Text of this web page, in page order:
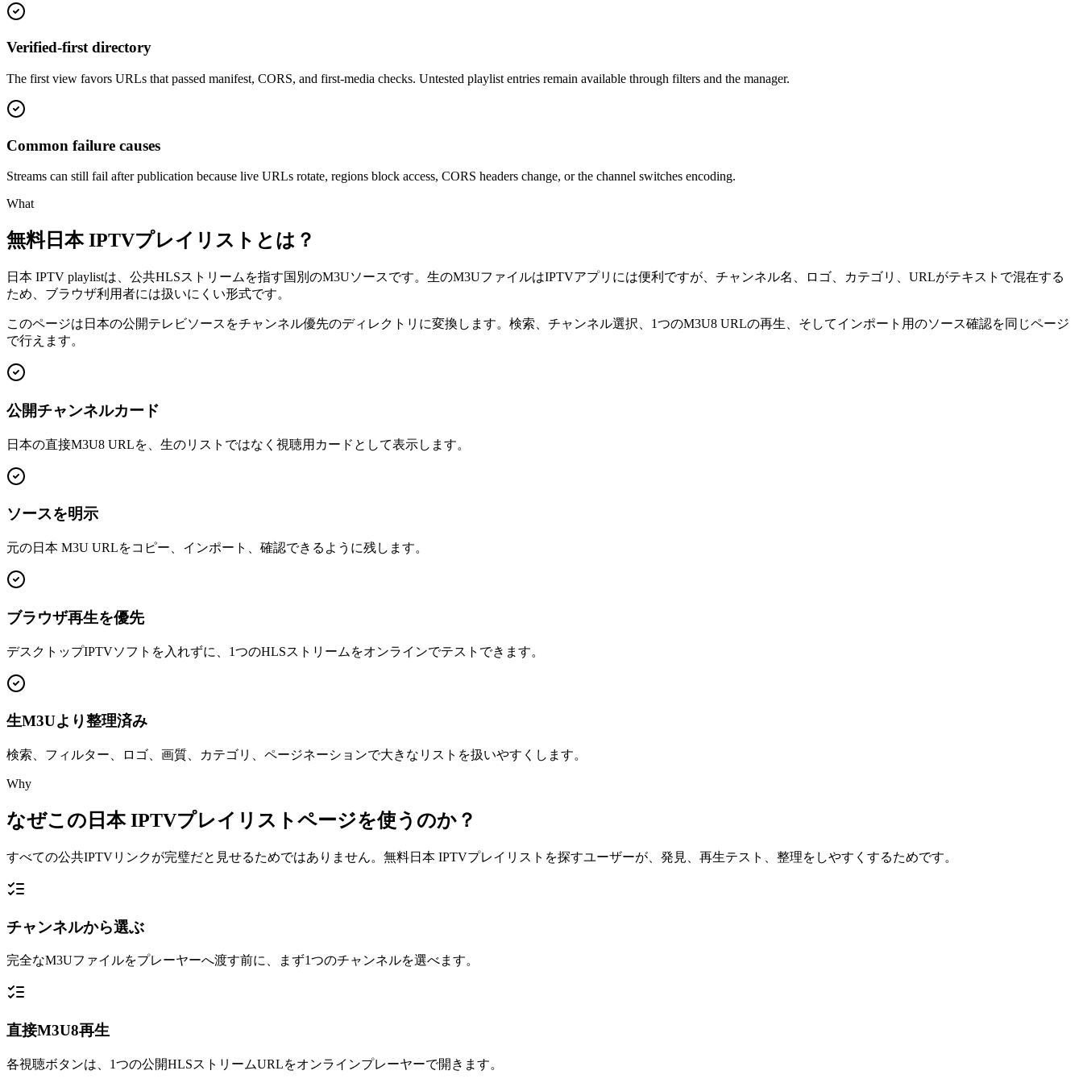
Verified-first directory
The first view favors URLs that passed manifest, CORS, and first-media checks. Untested playlist entries remain available through filters and the manager.
Common failure causes
Streams can still fail after publication because live URLs rotate, regions block access, CORS headers change, or the channel switches encoding.
What
無料日本 IPTVプレイリストとは？
日本 IPTV playlistは、公共HLSストリームを指す国別のM3Uソースです。生のM3UファイルはIPTVアプリには便利ですが、チャンネル名、ロゴ、カテゴリ、URLがテキストで混在する
ため、ブラウザ利用者には扱いにくい形式です。
このページは日本の公開テレビソースをチャンネル優先のディレクトリに変換します。検索、チャンネル選択、1つのM3U8 URLの再生、そしてインポート用のソース確認を同じページ
で行えます。
公開チャンネルカード
日本の直接M3U8 URLを、生のリストではなく視聴用カードとして表示します。
ソースを明示
元の日本 M3U URLをコピー、インポート、確認できるように残します。
ブラウザ再生を優先
デスクトップIPTVソフトを入れずに、1つのHLSストリームをオンラインでテストできます。
生M3Uより整理済み
検索、フィルター、ロゴ、画質、カテゴリ、ページネーションで大きなリストを扱いやすくします。
Why
なぜこの日本 IPTVプレイリストページを使うのか？
すべての公共IPTVリンクが完璧だと見せるためではありません。無料日本 IPTVプレイリストを探すユーザーが、発見、再生テスト、整理をしやすくするためです。
チャンネルから選ぶ
完全なM3Uファイルをプレーヤーへ渡す前に、まず1つのチャンネルを選べます。
直接M3U8再生
各視聴ボタンは、1つの公開HLSストリームURLをオンラインプレーヤーで開きます。